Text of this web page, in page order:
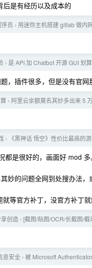
后是有经历以及成本的
员 › 用迷你主机搭建 gitlab 做内
› 是 API 加 Chatbot 开源 GUI 划
，插件很多，但是没有官网
› 阿里云余额莫名其妙多出来 5
› 《黑神话 悟空》性价比最高的
是很好的，画面好 mod 多
妙的问题全网到处搜办法
等官方补丁，没官方补丁就
创造 › [截图/贴图/OCR/长截图/
息安全 › 被 Microsoft